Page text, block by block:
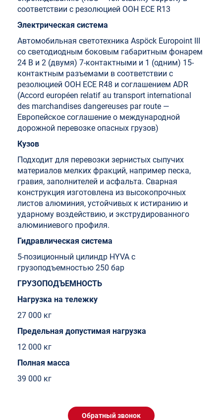
соответствии с резолюцией ООН ECE R13
Электрическая система
Автомобильная светотехника Aspöck Europoint III
со светодиодным боковым габаритным фонарем
24 В и 2 (двумя) 7-контактными и 1 (одним) 15-
контактным разъемами в соответствии с
резолюцией ООН ECE R48 и соглашением ADR
(Accord européen relatif au transport international
des marchandises dangereuses par route —
Европейское соглашение о международной
дорожной перевозке опасных грузов)
Кузов
Подходит для перевозки зернистых сыпучих
материалов мелких фракций, например песка,
гравия, заполнителей и асфальта. Сварная
конструкция изготовлена из высокопрочных
листов алюминия, устойчивых к истиранию и
ударному воздействию, и экструдированного
алюминиевого профиля.
Гидравлическая система
5-позиционный цилиндр HYVA с
грузоподъемностью 250 бар
ГРУЗОПОДЪЕМНОСТЬ
Нагрузка на тележку
27 000 кг
Предельная допустимая нагрузка
12 000 кг
Полная масса
39 000 кг
Обратный звонок